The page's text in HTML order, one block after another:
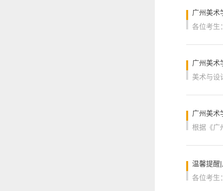
广州美术
广州美术
广州美术
温馨提醒